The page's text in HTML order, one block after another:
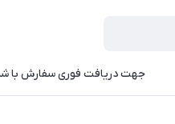
جهت دریافت فوری سفارش با شماره 09307677708 در